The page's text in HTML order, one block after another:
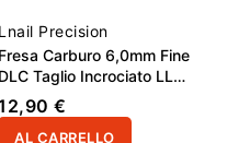
Lnail Precision
Fresa Carburo 6,0mm Fine
DLC Taglio Incrociato LL
14,6mm €
AL CARRELLO